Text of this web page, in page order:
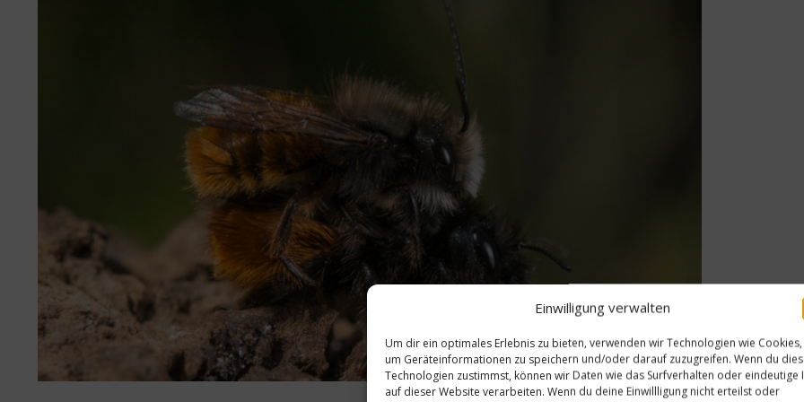
Einwilligung verwalten
Um dir ein optimales Erlebnis zu bieten, verwenden wir Technologien wie Cookies,
um Geräteinformationen zu speichern und/oder darauf zuzugreifen. Wenn du
Technologien zustimmst, können wir Daten wie das Surfverhalten oder eindeutige
auf dieser Website verarbeiten. Wenn du deine Einwillligung nicht erteilst oder